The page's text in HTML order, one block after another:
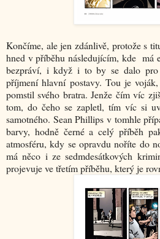
Končíme, ale jen zdánlivě, protože s
hned v příběhu následujícím, kde má
bezpráví, i když i to by se dalo
příjmení hlavní postavy. Tou je
pomstil svého bratra. Jenže čím víc
tom, do čeho se zapletl, tím víc si
samotného. Sean Phillips v tomhle
barvy, hodně černé a celý příběh
atmosféru, kdy se opravdu noříte do
má něco i ze sedmdesátkových
projevuje ve třetím příběhu, který je